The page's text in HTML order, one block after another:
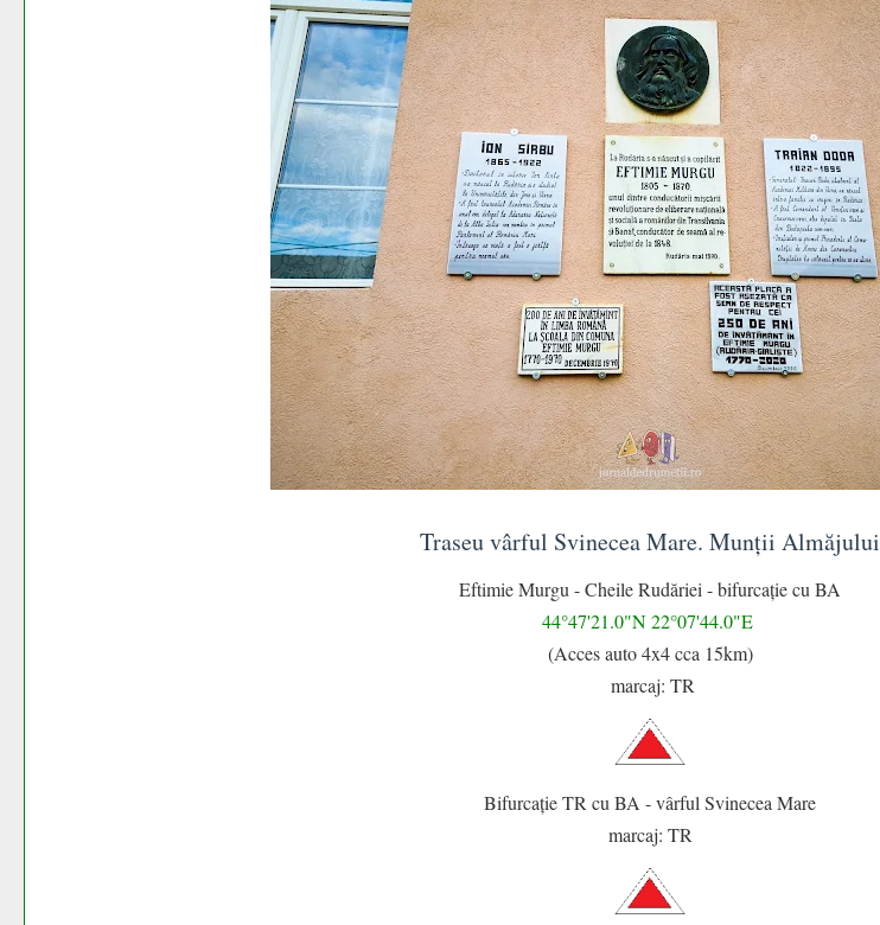
Traseu vârful Svinecea Mare. Munții Almăjului
Eftimie Murgu - Cheile Rudăriei - bifurcație cu BA
44°47'21.0"N 22°07'44.0"E
(Acces auto 4x4 cca 15km)
marcaj: TR
Bifurcație TR cu BA - vârful Svinecea Mare
marcaj: TR